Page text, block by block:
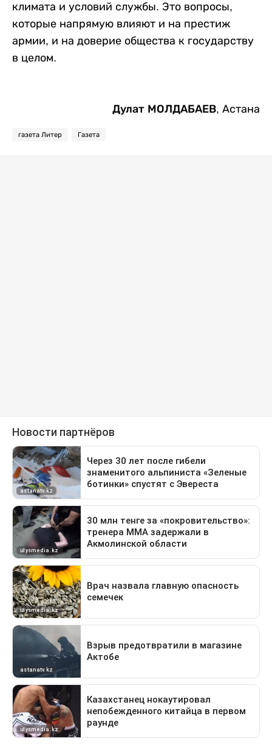
климата и условий службы. Это вопросы,
которые напрямую влияют и на престиж
армии, и на доверие общества к государству
в целом.
Дулат МОЛДАБАЕВ, Астана
газета Литер Газета